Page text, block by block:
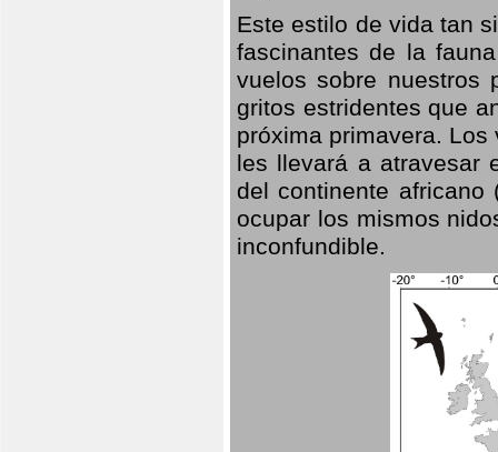
Este estilo de vida tan
fascinantes de la
vuelos sobre nuestros
gritos estridentes que
próxima primavera.
les llevará a atravesar
del continente
ocupar los mismos
inconfundible.